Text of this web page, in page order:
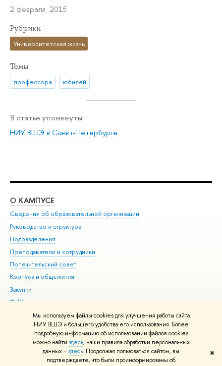
Мы используем файлы cookies для улучшения работы сайта
НИУ ВШЭ и большего удобства его использования. Более
подробную информацию об использовании файлов cookies
можно найти здесь, наши правила обработки персональных
данных –здесь. Продолжая пользоваться сайтом, вы
подтверждаете, что были проинформированы об
✖
2 февраля 2015
Рубрики
Университетская жизнь
Темы
профессора юбилей
В статье упомянуты
НИУ ВШЭ в Санкт-Петербурге
О КАМПУСЕ
Сведения об образовательной организации
Руководство и структура
Подразделения
Преподаватели и сотрудники
Попечительский совет
Корпуса и общежития
Закупки
ВШЭ для студентов с ограниченными возможностями
здоровья и инвалидностью
Версия для слабовидящих
Единая платежная страница